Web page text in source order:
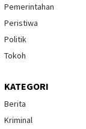
Pemerintahan
Peristiwa
Politik
Tokoh
KATEGORI
Berita
Kriminal